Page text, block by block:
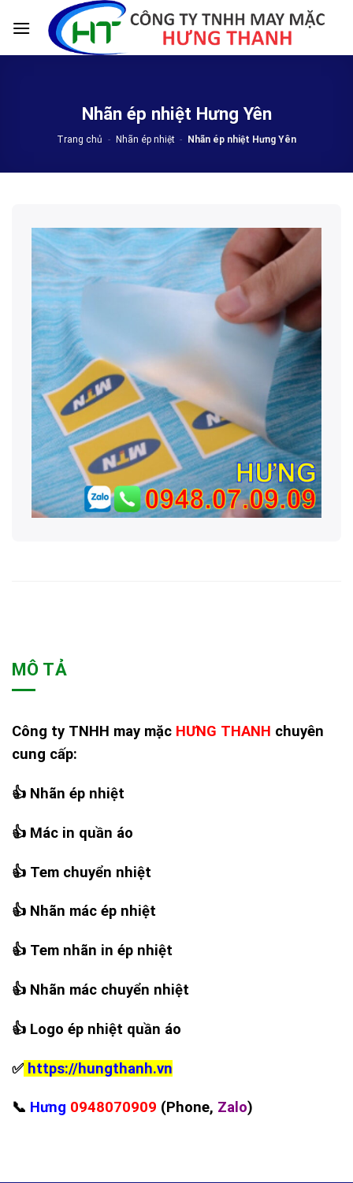
Nhãn ép nhiệt Hưng Yên
Trang chủ - Nhãn ép nhiệt - Nhãn ép nhiệt Hưng Yên
MÔ TẢ
Công ty TNHH may mặc HƯNG THANH chuyên
cung cấp:
👍 Nhãn ép nhiệt
👍 Mác in quần áo
👍 Tem chuyển nhiệt
👍 Nhãn mác ép nhiệt
👍 Tem nhãn in ép nhiệt
👍 Nhãn mác chuyển nhiệt
👍 Logo ép nhiệt quần áo
✅ https://hungthanh.vn
📞 Hưng 0948070909 (Phone, Zalo)